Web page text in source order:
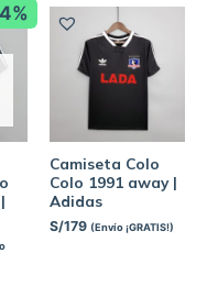
Camiseta Colo
Colo 1991 away |
Adidas
S/179 (Envío ¡GRATIS!)